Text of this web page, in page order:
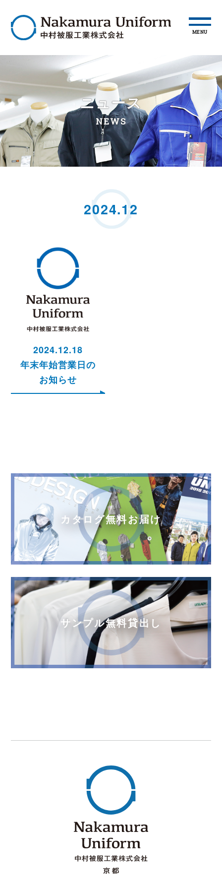
MENU
ニュース
NEWS
2024.12
2024.12.18
年末年始営業日の
お知らせ
カタログ無料お届け
サンプル無料貸出し